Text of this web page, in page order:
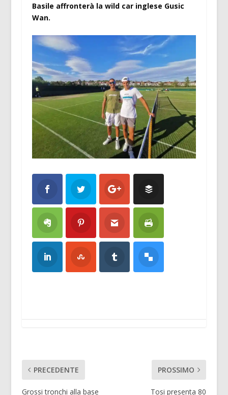
Basile affronterà la wild car inglese Gusic
Wan.
PRECEDENTE
Grossi tronchi alla base
PROSSIMO
Tosi presenta 80